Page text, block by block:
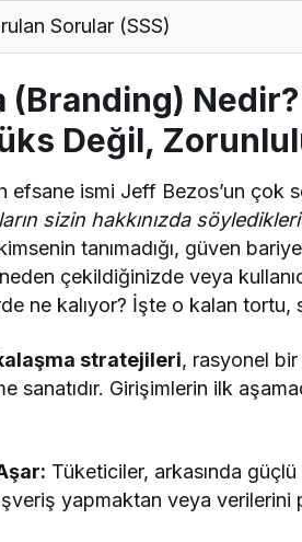
Sorular (SSS)
(Branding)
Değil,
efsane ismi Jeff Bezos’un çok
sizin hakkınızda
tanımadığı, güven
çekildiğinizde veya
ne kalıyor? İşte o kalan tortu,
stratejileri, rasyonel
sanatıdır. Girişimlerin ilk
Tüketiciler, arkasında
yapmaktan veya verilerini